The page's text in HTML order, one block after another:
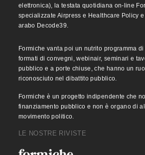
elettronica), la testata quotidiana on-line
specializzate Airpress e Healthcare Policy
arabo Decode39.
Formiche vanta poi un nutrito programma
formati di convegni, webinair, seminari e
pubblico e a porte chiuse, che hanno un
riconosciuto nel dibattito pubblico.
Formiche è un progetto indipendente che
finanziamento pubblico e non è organo di
movimento politico.
LE NOSTRE RIVISTE